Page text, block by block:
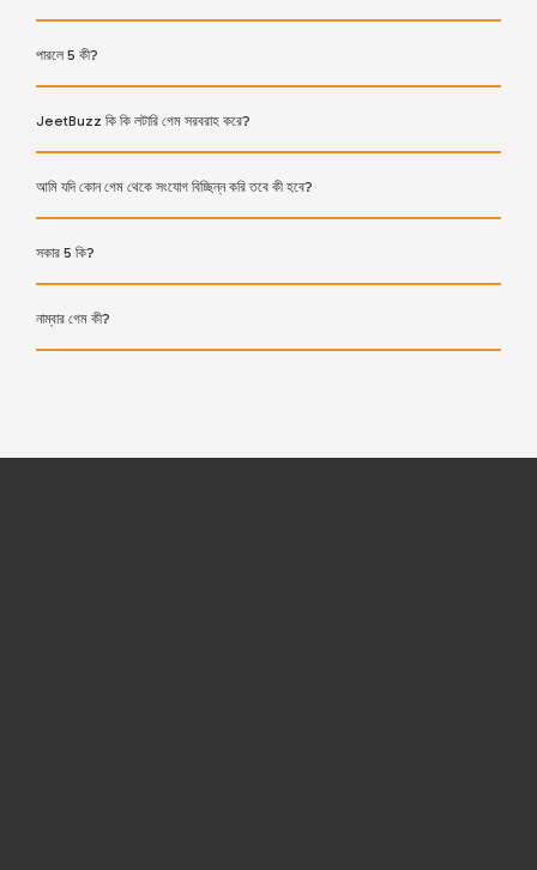
পারলে 5 কী?
JeetBuzz কি কি লটারি গেম সরবরাহ করে?
আমি যদি কোন গেম থেকে সংযোগ বিচ্ছিন্ন করি তবে কী হবে?
সকার 5 কি?
নাম্বার গেম কী?